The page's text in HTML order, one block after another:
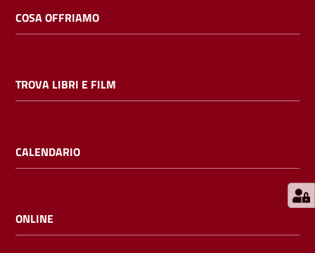
Bambini
E
l
i
COSA OFFRIAMO
TROVA LIBRI E FILM
CALENDARIO
ONLINE